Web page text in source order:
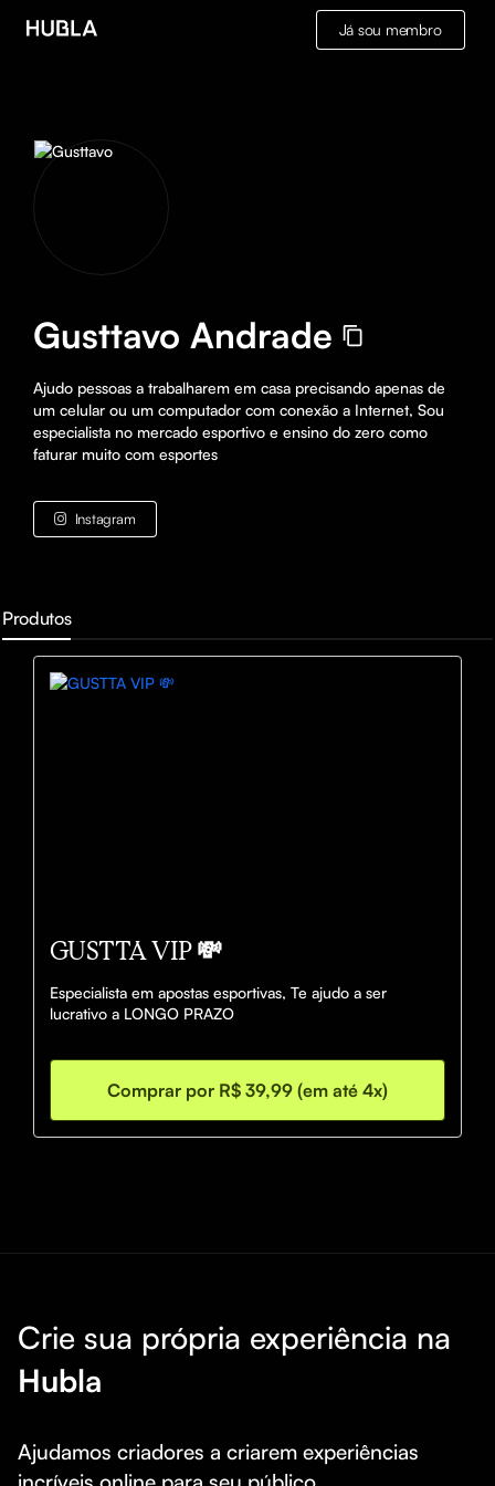
Já sou membro
Gusttavo Andrade
Ajudo pessoas a trabalharem em casa precisando apenas de
um celular ou um computador com conexão a Internet, Sou
especialista no mercado esportivo e ensino do zero como
faturar muito com esportes
Instagram
Produtos
GUSTTA VIP 💸
Especialista em apostas esportivas, Te ajudo a ser
lucrativo a LONGO PRAZO
Comprar por R$ 39,99 (em até 4x)
Crie sua própria experiência na
Hubla
Ajudamos criadores a criarem experiências